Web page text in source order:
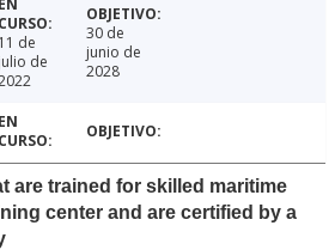
11 de
julio de
30 de
junio de
2028
are trained for skilled maritime
center and are certified by a